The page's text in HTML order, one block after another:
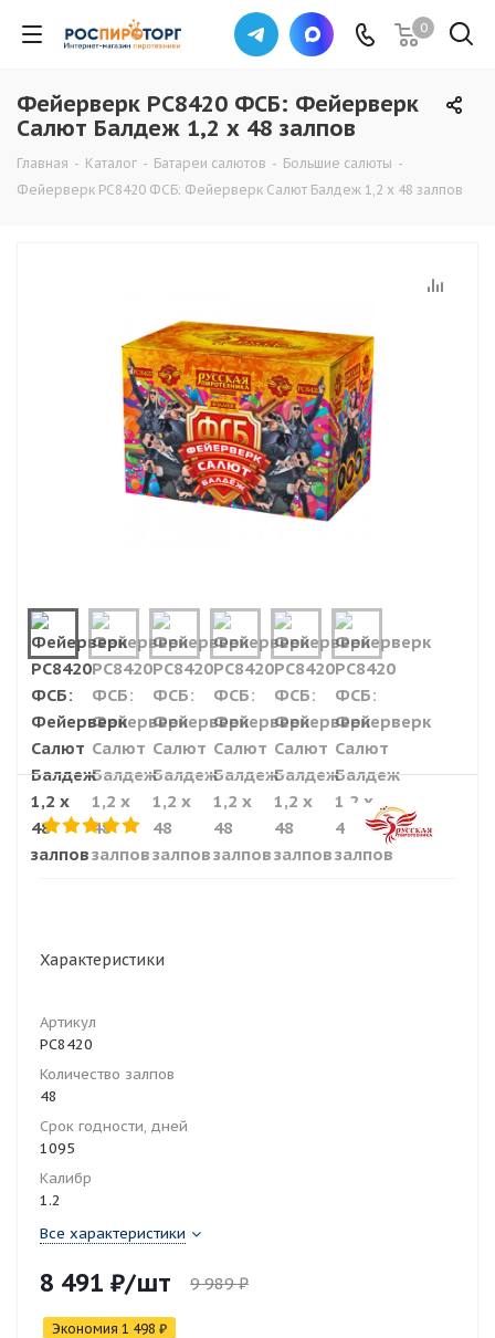
0
Фейерверк РС8420 ФСБ: Фейерверк
Салют Балдеж 1,2 х 48 залпов
Главная - Каталог - Батареи салютов - Большие салюты -
Фейерверк РС8420 ФСБ: Фейерверк Салют Балдеж 1,2 х 48 залпов
Характеристики
Артикул
РС8420
Количество залпов
48
Срок годности, дней
1095
Калибр
1.2
Все характеристики
8 491 ₽/шт 9 989₽
Экономия 1 498 ₽